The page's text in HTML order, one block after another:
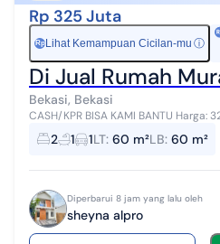
Rp 325 Juta
Rp Lihat Kemampuan Cicilan-mu ⓘ
Di Jual Rumah
Bekasi, Bekasi
CASH/KPR BISA KAMI BANTU Harga:
Akses Lingkungan - Dekat dengan
Dekat dengan kawasan i...
2 1 1LT: 60 m²LB: 60 m²
Diperbarui 8 jam yang lalu oleh
sheyna alpro